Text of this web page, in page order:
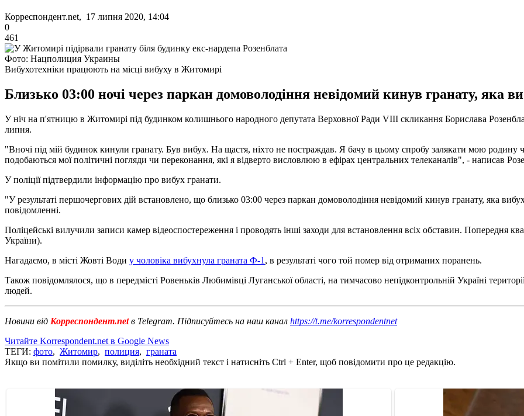
Корреспондент.net, 17 липня 2020, 14:04
0
461
Фото: Нацполиция Украины
Вибухотехніки працюють на місці вибуху в Житомирі
Близько 03:00 ночі через паркан домоволодіння невідомий кинув гранату, яка
У ніч на п'ятницю в Житомирі під будинком колишнього народного депутата Верховної Ради VIII скликання Борислава
липня.
"Вночі під мій будинок кинули гранату. Був вибух. На щастя, ніхто не постраждав. Я бачу в цьому спробу залякати мою родину
подобаються мої політичні погляди чи переконання, які я відверто висловлюю в ефірах центральних телеканалів", - написав
У поліції підтвердили інформацію про вибух гранати.
"У результаті першочергових дій встановлено, що близько 03:00 через паркан домоволодіння невідомий кинув гранату, яка
повідомленні.
Поліцейські вилучили записи камер відеоспостереження і проводять інші заходи для встановлення всіх обставин. Попередня
України).
Нагадаємо, в місті Жовті Води у чоловіка вибухнула граната Ф-1 , в результаті чого той помер від отриманих поранень.
Також повідомлялося, що в передмісті Ровеньків Любимівці Луганської області, на тимчасово непідконтрольній Україні
людей.
Новини від Корреспондент.netв Telegram. Підписуйтесь на наш канал https://t.me/korrespondentnet
Читайте Korrespondent.net в Google News
ТЕГИ: фото, Житомир, полиция, граната
Якщо ви помітили помилку, виділіть необхідний текст і натисніть Ctrl + Enter, щоб повідомити про це редакцію.